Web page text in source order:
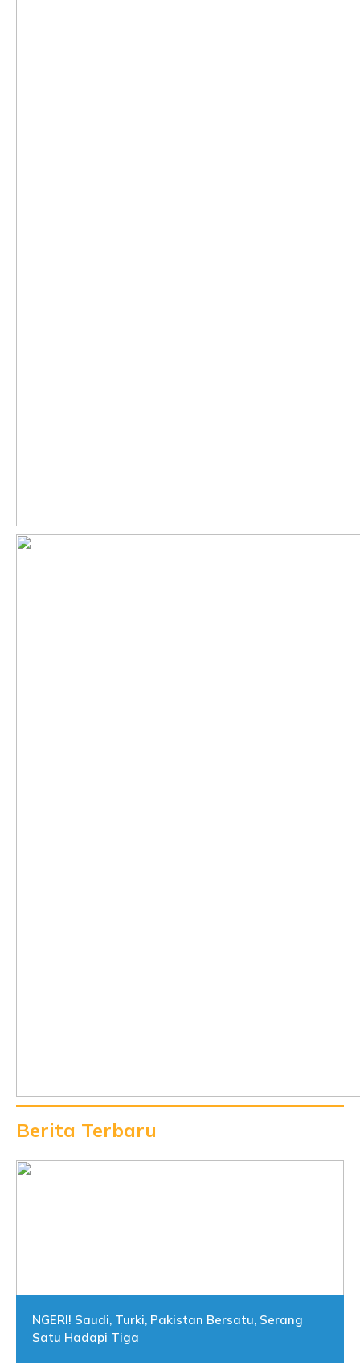
Berita Terbaru
NGERI! Saudi, Turki, Pakistan Bersatu, Serang
Satu Hadapi Tiga